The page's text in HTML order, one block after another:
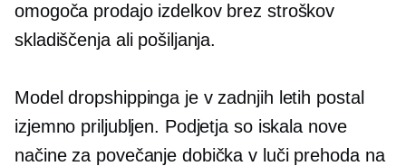
omogoča prodajo izdelkov brez stroškov
skladiščenja ali pošiljanja.
Model dropshippinga je v zadnjih letih postal
izjemno priljubljen. Podjetja so iskala nove
načine za povečanje dobička v luči prehoda na